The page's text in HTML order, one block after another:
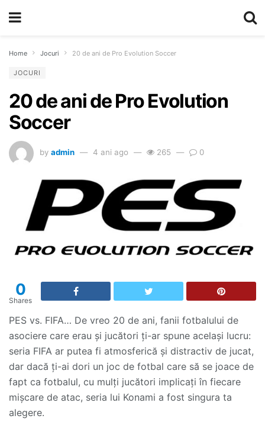
Home Jocuri 20 de ani de Pro Evolution Soccer
JOCURI
20 de ani de Pro Evolution
Soccer
by admin 4 ani ago 265 0
0
Shares
PES vs. FIFA… De vreo 20 de ani, fanii fotbalului de
asociere care erau și jucători ți-ar spune același lucru:
seria FIFA ar putea fi atmosferică și distractiv de jucat,
dar dacă ți-ai dori un joc de fotbal care să se joace de
fapt ca fotbalul, cu mulți jucători implicați în fiecare
mișcare de atac, seria lui Konami a fost singura ta
alegere.